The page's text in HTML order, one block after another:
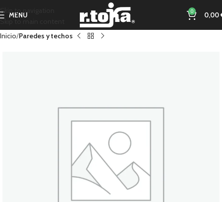
Skip to navigation
Skip to main content
MENU 0 0,00
Inicio Paredes y techos